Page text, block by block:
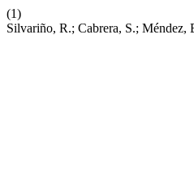
(1)
Silvariño, R.; Cabrera, S.;